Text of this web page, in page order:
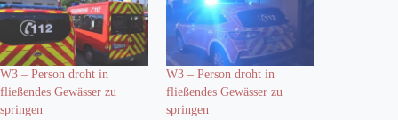
W3 – Person droht in
fließendes Gewässer zu
springen
W3 – Person droht in
fließendes Gewässer zu
springen